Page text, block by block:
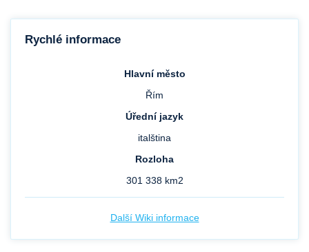
Rychlé informace
Hlavní město
Řím
Úřední jazyk
italština
Rozloha
301 338 km2
Další Wiki informace